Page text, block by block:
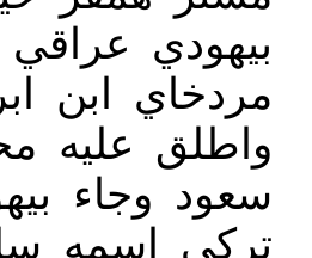
بيهودي
مردخاي ابن
واطلق عليه
سعود وجاء
تركي اسمه